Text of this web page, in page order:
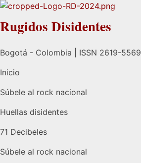
Rugidos Disidentes
Bogotá - Colombia | ISSN 2619-5569
Inicio
Súbele al rock nacional
Huellas disidentes
71 Decibeles
Súbele al rock nacional